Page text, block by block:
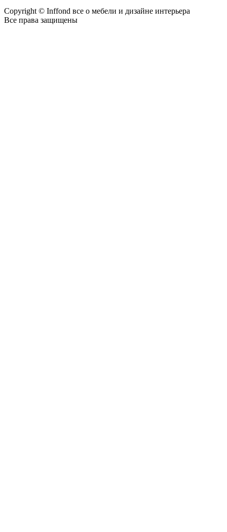
Copyright © Inffond все о мебели и дизайне интерьера
Все права защищены